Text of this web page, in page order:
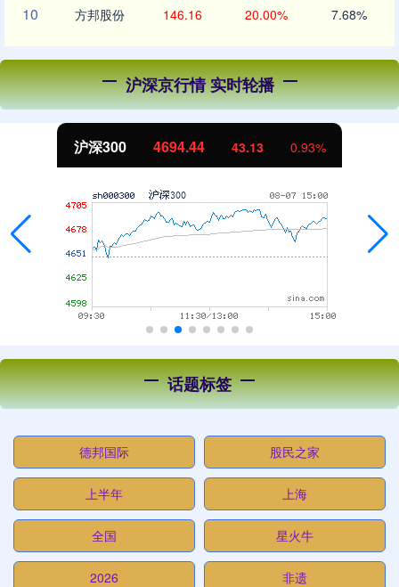
10 方邦股份 146.16 20.00% 7.68%
沪深京行情 实时轮播
沪深300 4694.44 43.13 0.93%
话题标签
德邦国际 股民之家
上半年 上海
全国 星火牛
2026 非遗